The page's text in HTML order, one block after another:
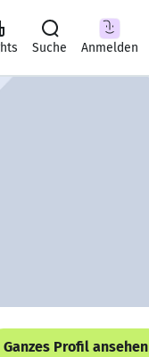
Suche Anmelden
Ganzes Profil ansehen